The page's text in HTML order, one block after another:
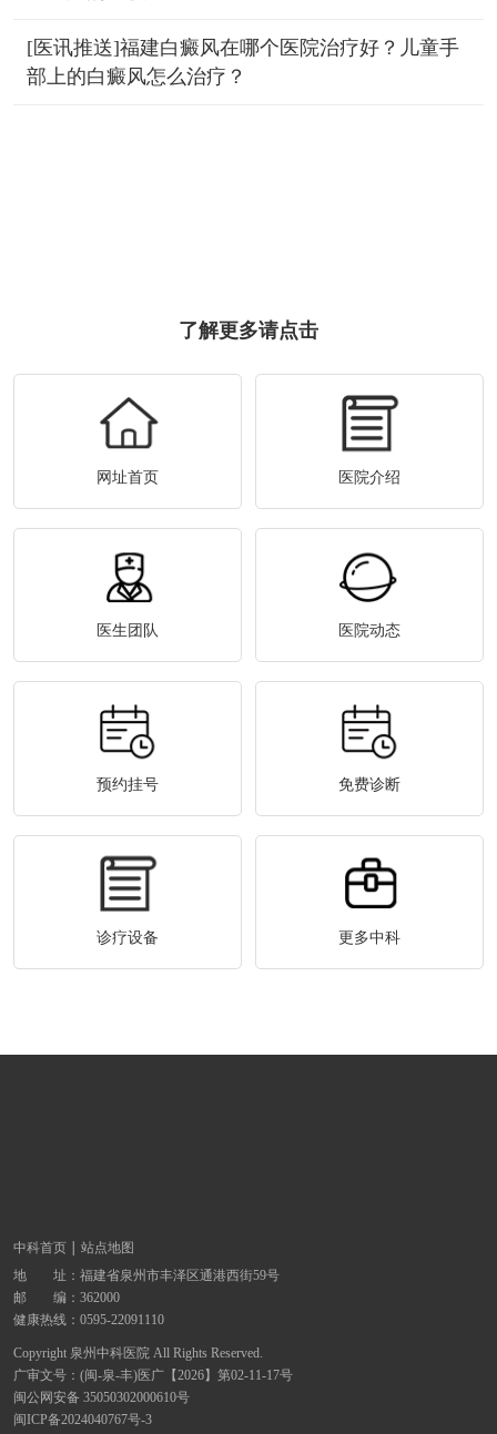
[医讯推送]福建白癜风在哪个医院治疗好？儿童手
部上的白癜风怎么治疗？
了解更多请点击
网址首页 医院介绍
医生团队 医院动态
预约挂号 免费诊断
诊疗设备 更多中科
中科首页
站点地图
地 址： 福建省泉州市丰泽区通港西街59号
邮 编：362000
健康热线： 0595-22091110
Copyright 泉州中科医院 All Rights Reserved.
广审文号：(闽-泉-丰)医广【2026】第02-11-17号
闽公网安备 35050302000610号
闽ICP备2024040767号-3